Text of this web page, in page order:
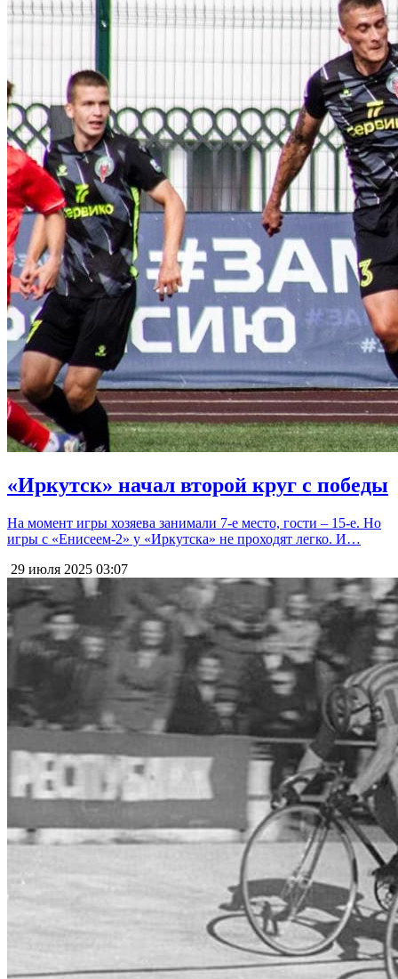
«Иркутск» начал второй круг с победы
На момент игры хозяева занимали 7-е место, гости – 15-е. Но
игры с «Енисеем-2» у «Иркутска» не проходят легко. И…
29 июля 2025 03:07